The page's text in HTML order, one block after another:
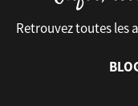
Retrouvez toutes les